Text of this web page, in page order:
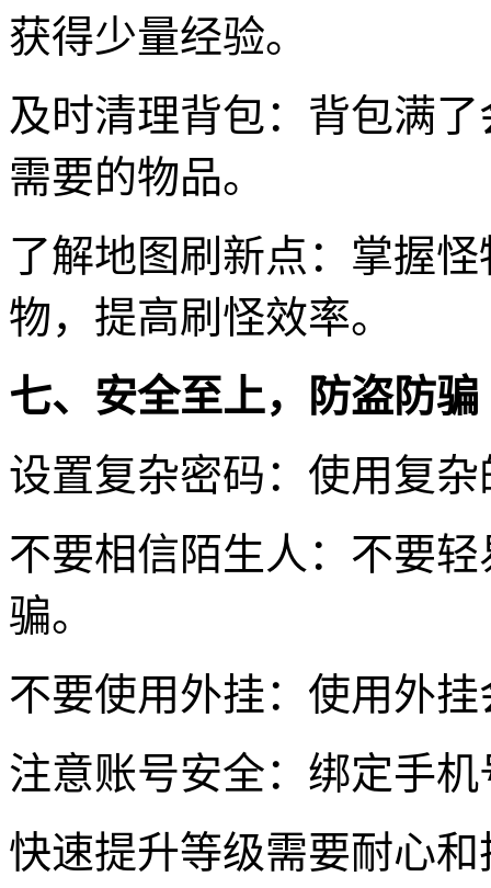
获得少量经验。
及时清理背包：背包满
需要的物品。
了解地图刷新点：掌握
物，提高刷怪效率。
七、安全至上，防盗防骗
设置复杂密码：使用复
不要相信陌生人：不要
骗。
不要使用外挂：使用外
注意账号安全：绑定手
快速提升等级需要耐心